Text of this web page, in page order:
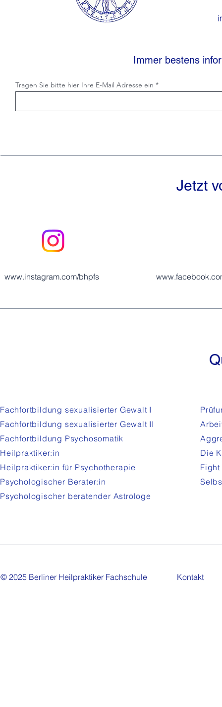
Immer bestens
Tragen Sie bitte hier Ihre E-Mail Adresse ein
Jetzt
www.instagram.com/bhpfs
Fachfortbildung sexualisierter Gewalt I
Fachfortbildung sexualisierter Gewalt II
Fachfortbildung Psychosomatik
Heilpraktiker:in
Heilpraktiker:in für Psychotherapie
Psychologischer Berater:in
Psychologischer beratender Astrologe
Die
Fight
© 2025 Berliner Heilpraktiker Fachschule Kontakt